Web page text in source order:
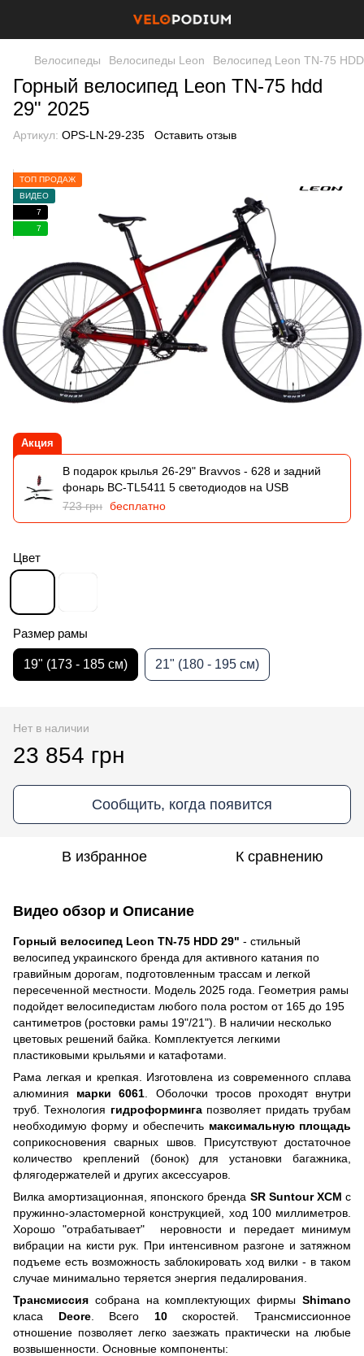
Велосипеды Велосипеды Leon Велосипед Leon TN-75
Горный велосипед Leon TN-75 hdd
29" 2025
Артикул: OPS-LN-29-235 Оставить отзыв
ТОП ПРОДАЖ
ВИДЕО
7
7
Акция
В подарок крылья 26-29" Bravvos - 628 и задний
фонарь BC-TL5411 5 светодиодов на USB
723 грн бесплатно
Цвет
Размер рамы
19" (173 - 185 см) 21" (180 - 195 см)
Нет в наличии
23 854 грн
Сообщить, когда появится
В избранное К сравнению
Видео обзор и Описание
Горный велосипед Leon TN-75 HDD 29" - стильный
велосипед украинского бренда для активного катания по
гравийным дорогам, подготовленным трассам и легкой
пересеченной местности. Модель 2025 года. Геометрия рамы
подойдет велосипедистам любого пола ростом от 165 до 195
сантиметров (ростовки рамы 19"/21"). В наличии несколько
цветовых решений байка. Комплектуется легкими
пластиковыми крыльями и катафотами.
Рама легкая и крепкая. Изготовлена из современного сплава
алюминия марки 6061 . Оболочки тросов проходят внутри
труб. Технология гидроформинга позволяет придать трубам
необходимую форму и обеспечить максимальную площадь
соприкосновения сварных швов. Присутствуют достаточное
количество креплений (бонок) для установки багажника,
флягодержателей и других аксессуаров.
Вилка амортизационная, японского бренда SR Suntour XCM с
пружинно-эластомерной конструкцией, ход 100 миллиметров.
Хорошо "отрабатывает" неровности и передает минимум
вибрации на кисти рук. При интенсивном разгоне и затяжном
подъеме есть возможность заблокировать ход вилки - в таком
случае минимально теряется энергия педалирования.
Трансмиссия собрана на комплектующих фирмыShimano
класа Deore. Всего 10скоростей. Трансмиссионное
отношение позволяет легко заезжать практически на любые
возвышенности. Основные компоненты: